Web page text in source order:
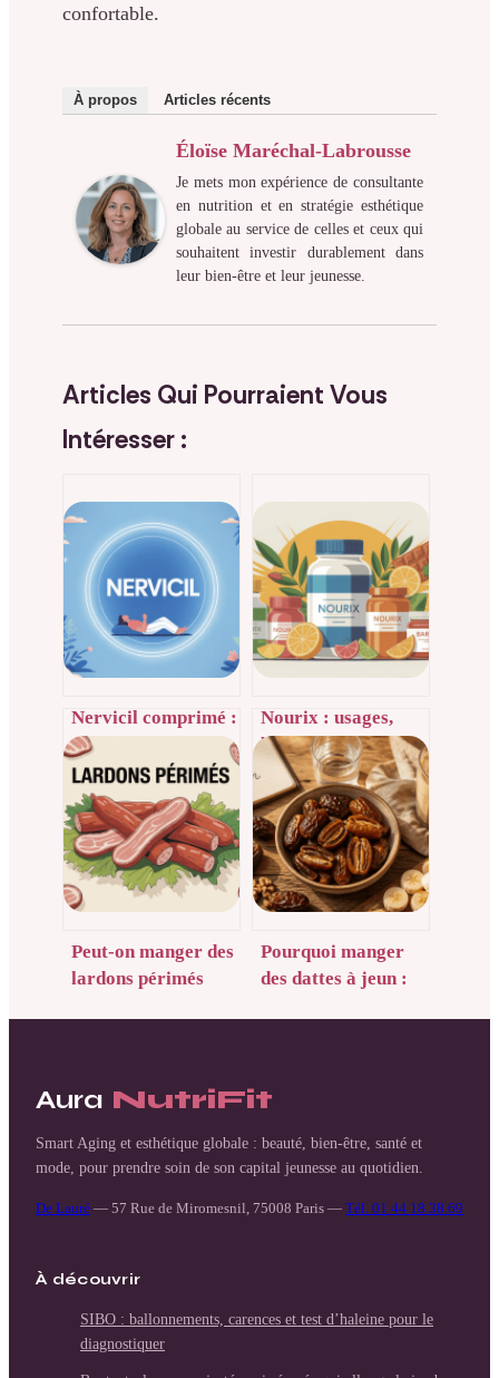
confortable.
À propos Articles récents
Éloïse Maréchal-Labrousse
Je mets mon expérience de consultante
en nutrition et en stratégie esthétique
globale au service de celles et ceux qui
souhaitent investir durablement dans
leur bien-être et leur jeunesse.
Articles Qui Pourraient Vous
Intéresser :
Nervicil comprimé :
usages, posologie,
effets et avis
éclairés
Nourix : usages,
bienfaits et
éclairages sur cette
marque
nutritionnelle
Peut-on manger des
lardons périmés
Pourquoi manger
des dattes à jeun :
Aura NutriFit
Smart Aging et esthétique globale : beauté, bien-être, santé et
mode, pour prendre soin de son capital jeunesse au quotidien.
De Lauré — 57 Rue de Miromesnil, 75008 Paris — Tél. 01 44 18 38 69
À découvrir
SIBO : ballonnements, carences et test d’haleine pour le
diagnostiquer